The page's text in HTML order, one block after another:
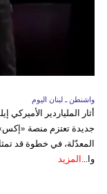
واشنطن ـ لبنان اليوم
أثار الملياردير
جديدة تعتزم منصة
المعدّلة، في خطوة قد
وا... المزيد